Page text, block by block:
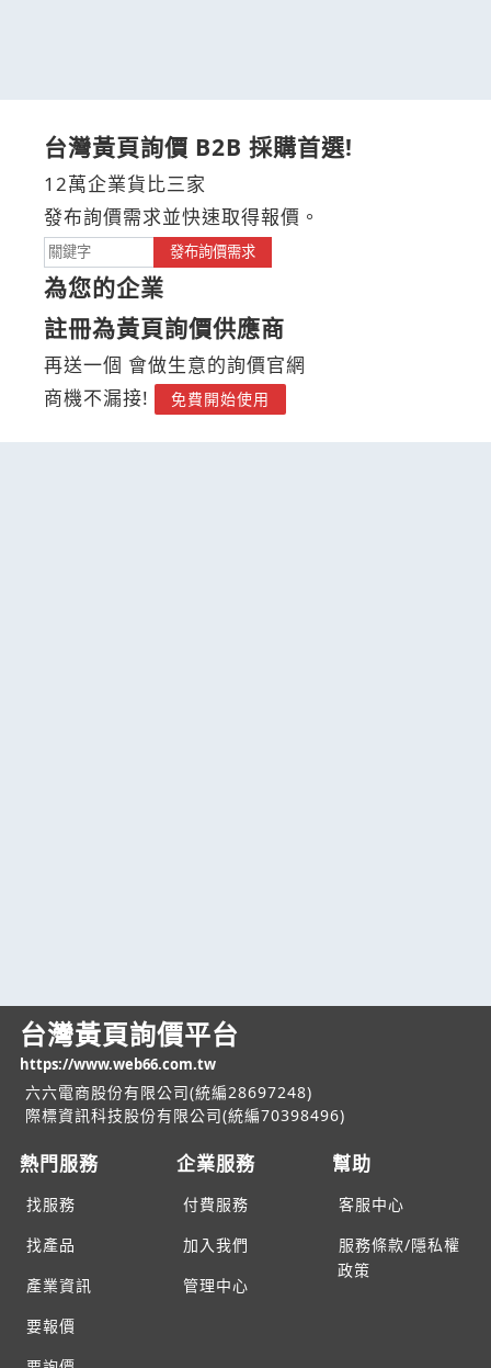
台灣黃頁詢價 B2B 採購首選!
12萬企業貨比三家
發布詢價需求並快速取得報價。
發布詢價需求
為您的企業
註冊為黃頁詢價供應商
再送一個 會做生意的詢價官網
商機不漏接!
免費開始使用
台灣黃頁詢價平台
https://www.web66.com.tw
六六電商股份有限公司(統編28697248)
際標資訊科技股份有限公司(統編70398496)
熱門服務
找服務
找產品
產業資訊
要報價
企業服務
付費服務
加入我們
管理中心
幫助
客服中心
服務條款/隱私權
政策